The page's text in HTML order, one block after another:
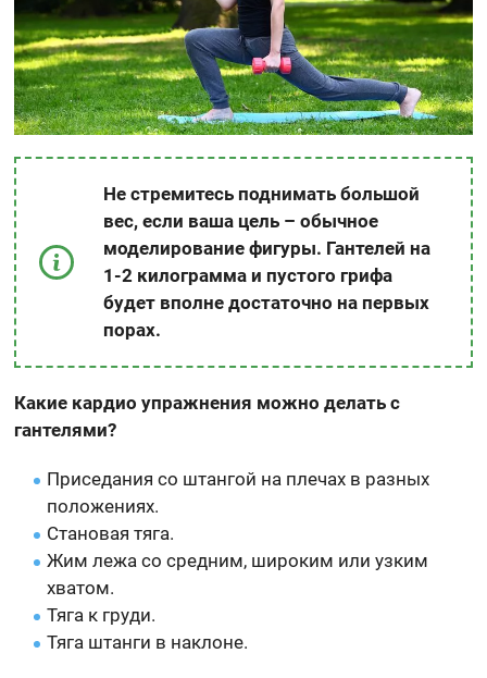
Не стремитесь поднимать большой
вес, если ваша цель – обычное
моделирование фигуры. Гантелей на
1-2 килограмма и пустого грифа
будет вполне достаточно на первых
порах.
Какие кардио упражнения можно делать с
гантелями?
Приседания со штангой на плечах в разных
положениях.
Становая тяга.
Жим лежа со средним, широким или узким
хватом.
Тяга к груди.
Тяга штанги в наклоне.